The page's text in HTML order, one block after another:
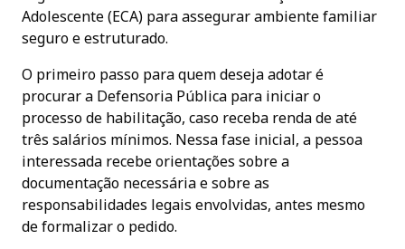
Adolescente (ECA) para assegurar ambiente familiar
seguro e estruturado.
O primeiro passo para quem deseja adotar é
procurar a Defensoria Pública para iniciar o
processo de habilitação, caso receba renda de até
três salários mínimos. Nessa fase inicial, a pessoa
interessada recebe orientações sobre a
documentação necessária e sobre as
responsabilidades legais envolvidas, antes mesmo
de formalizar o pedido.